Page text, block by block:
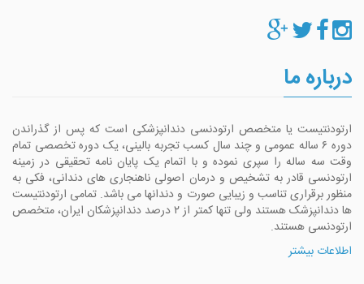
درباره ما
ارتودنتیست یا متخصص ارتودنسی دندانپزشکی است که پس از گذراندن
دوره ۶ ساله عمومی و چند سال کسب تجربه بالینی، یک دوره تخصصی تمام
وقت سه ساله را سپری نموده و با اتمام یک پایان نامه تحقیقی در زمینه
ارتودنسی قادر به تشخیص و درمان اصولی ناهنجاری های دندانی، فکی به
منظور برقراری تناسب و زیبایی صورت و دندانها می باشد. تمامی ارتودنتیست
ها دندانپزشک هستند ولی تنها کمتر از ۲ درصد دندانپزشکان ایران، متخصص
ارتودنسی هستند.
اطلاعات بیشتر